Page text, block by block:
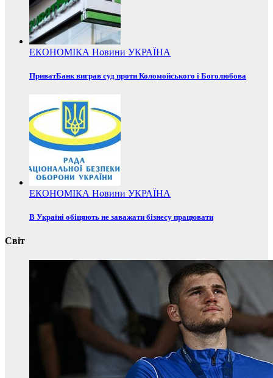
ЕКОНОМІКА Новини УКРАЇНА
ПриватБанк виграв суд проти Коломойського і Боголюбова
ЕКОНОМІКА Новини УКРАЇНА
В Україні обіцяють не заважати бізнесу працювати
Світ